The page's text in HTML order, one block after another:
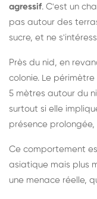
agressif. C'est un
pas autour des
sucre, et ne
Près du nid, en
colonie. Le
5 mètres autour du
surtout si elle
présence
Ce comportement
asiatique mais plus
une menace réelle,